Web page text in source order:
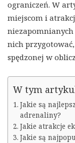
ograniczeń. W
miejscom i
nich
spędzonej w
W tym
Jakie są
adrenaliny?
Jakie atrakcje
Jakie są